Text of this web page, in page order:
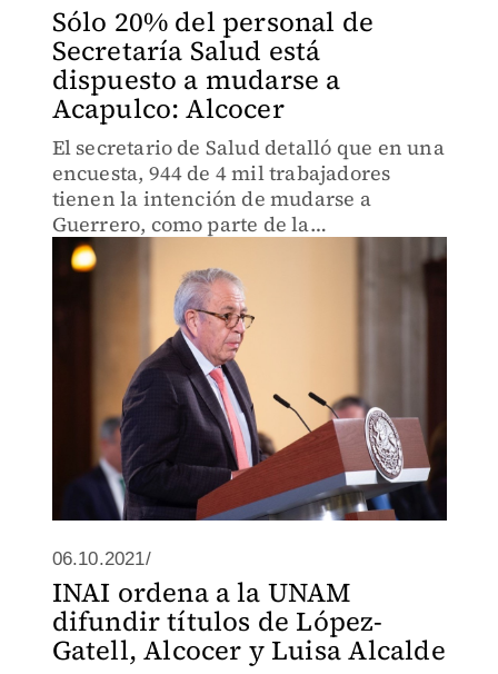
Sólo 20% del personal de
Secretaría Salud está
dispuesto a mudarse a
Acapulco: Alcocer
El secretario de Salud detalló que en una
encuesta, 944 de 4 mil trabajadores
tienen la intención de mudarse a
Guerrero, como parte de la
descentralización.
06.10.2021/
INAI ordena a la UNAM
difundir títulos de López-
Gatell, Alcocer y Luisa Alcalde